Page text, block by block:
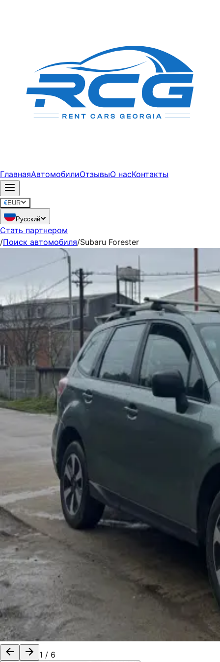
ГлавнаяАвтомобилиОтзывыО насКонтакты
€EUR
Русский
Стать партнером
/Поиск автомобиля/Subaru Forester
1 / 6